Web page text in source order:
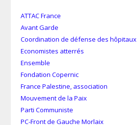
ATTAC France
Avant Garde
Coordination de défense des hôpitaux
Economistes atterrés
Ensemble
Fondation Copernic
France Palestine, association
Mouvement de la Paix
Parti Communiste
PC-Front de Gauche Morlaix